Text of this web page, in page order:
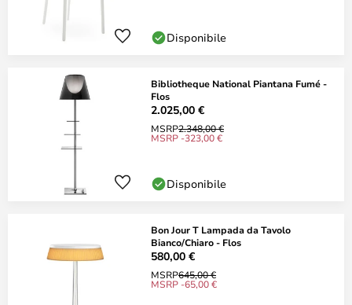
Disponibile
Bibliotheque National Piantana Fumé -
Flos
2.025,00 €
MSRP2.348,00 €
MSRP -323,00 €
Disponibile
Bon Jour T Lampada da Tavolo
Bianco/Chiaro - Flos
580,00 €
MSRP645,00 €
MSRP -65,00 €